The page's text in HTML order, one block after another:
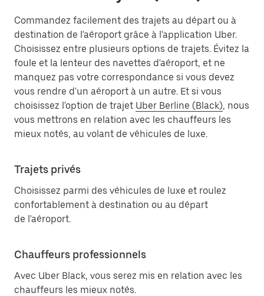
Commandez facilement des trajets au départ ou à
destination de l'aéroport grâce à l'application Uber.
Choisissez entre plusieurs options de trajets. Évitez la
foule et la lenteur des navettes d'aéroport, et ne
manquez pas votre correspondance si vous devez
vous rendre d'un aéroport à un autre. Et si vous
choisissez l'option de trajet Uber Berline (Black), nous
vous mettrons en relation avec les chauffeurs les
mieux notés, au volant de véhicules de luxe.
Trajets privés
Choisissez parmi des véhicules de luxe et roulez
confortablement à destination ou au départ
de l'aéroport.
Chauffeurs professionnels
Avec Uber Black, vous serez mis en relation avec les
chauffeurs les mieux notés.